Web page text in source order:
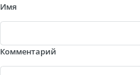
Имя
Комментарий